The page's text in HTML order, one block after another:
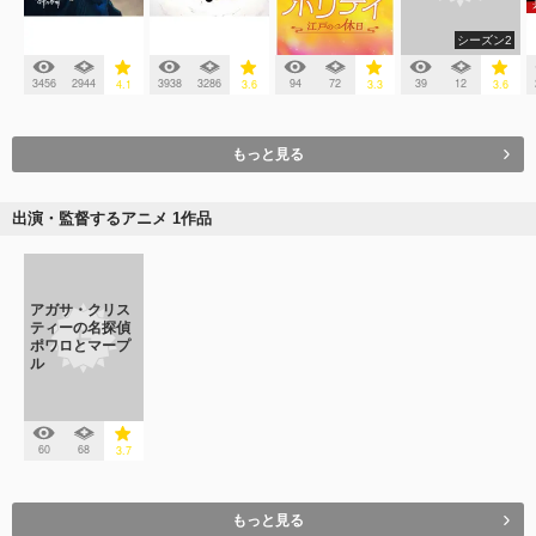
3456 2944 4.1 3938 3286 3.6 94 72 3.3
シーズン2
39 12 3.6
もっと見る
出演・監督するアニメ 1作品
アガサ・クリス
ティーの名探偵
ポワロとマープ
ル
60 68 3.7
もっと見る